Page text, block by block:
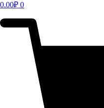
0.00₽ 0